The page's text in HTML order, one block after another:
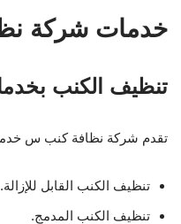
خدمات شركة
تنظيف الكنب
تقدم شركة نظافة كنب س
تنظيف الكنب القابل للإزالة.
تنظيف الكنب المدمج.